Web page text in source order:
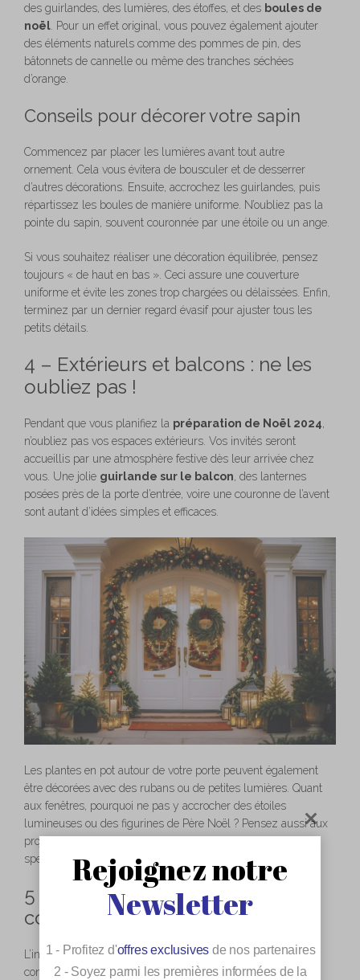
des guirlandes, des lumières, des étoffes, et des boules de
noël . Pour un effet original, vous pouvez également ajouter
des éléments naturels comme des pommes de pin, des
bâtonnets de cannelle ou même des tranches séchées
d’orange.
Conseils pour décorer votre sapin
Commencez par placer les lumières avant tout autre
ornement. Cela vous évitera de bousculer et de desserrer
d’autres décorations. Ensuite, accrochez les guirlandes, puis
répartissez les boules de manière uniforme. N’oubliez pas la
pointe du sapin, souvent couronnée par une étoile ou un ange.
Si vous souhaitez réaliser une décoration équilibrée, pensez
toujours « de haut en bas ». Ceci assure une couverture
uniforme et évite les zones trop chargées ou délaissées. Enfin,
terminez par un dernier regard évasif pour ajuster tous les
petits détails.
4 – Extérieurs et balcons : ne les
oubliez pas !
Pendant que vous planifiez la préparation de Noël 2024
n’oubliez pas vos espaces extérieurs. Vos invités seront
accueillis par une atmosphère festive dès leur arrivée chez
vous. Une jolie guirlande sur le balcon , des lanternes
posées près de la porte d’entrée, voire une couronne de l’avent
sont autant d’idées simples et efficaces.
Les plantes en pot autour de votre porte peuvent également
être décorées avec des rubans ou de petites lumières. Quant
aux fenêtres, pourquoi ne pas y accrocher des étoiles
lumineuses ou des figurines de Père Noël ? Pensez aussi aux
projeteurs de lumière laser si vous aimez les effets
spectaculaires.
5 – Créer une ambiance
cocooning intérieure
L’intérieur de votre maison doit respirer la chaleur et la
convivialité. Adoptez unedéco cocooningpour apporter
Rejoignez notre
Newsletter
1 - Profitez d'offres exclusives de nos partenaires
2 - Soyez parmi les premières informées de la